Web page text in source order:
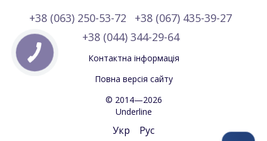
+38 (063) 250-53-72
+38 (067) 435-39-27
+38 (044) 344-29-64
Контактна інформація
Повна версія сайту
© 2014—2026
Underline
Укр Рус